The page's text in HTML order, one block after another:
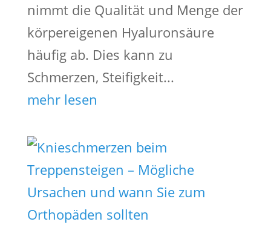
nimmt die Qualität und Menge der
körpereigenen Hyaluronsäure
häufig ab. Dies kann zu
Schmerzen, Steifigkeit...
mehr lesen